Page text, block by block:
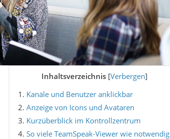
Inhaltsverzeichnis [Verbergen]
Kanäle und Benutzer anklickbar
Anzeige von Icons und Avataren
Kurzüberblick im Kontrollzentrum
So viele TeamSpeak-Viewer wie notwendig